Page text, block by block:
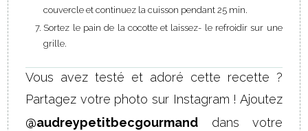
couvercle et continuez la cuisson pendant 25 min.
Sortez le pain de la cocotte et laissez- le refroidir sur une
grille.
Vous avez testé et adoré cette recette ?
Partagez votre photo sur Instagram ! Ajoutez
@audreypetitbecgourmand dans votre